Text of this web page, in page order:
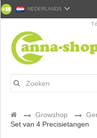
NEDERLANDS
> Growshop >
Set van 4 Precisietangen